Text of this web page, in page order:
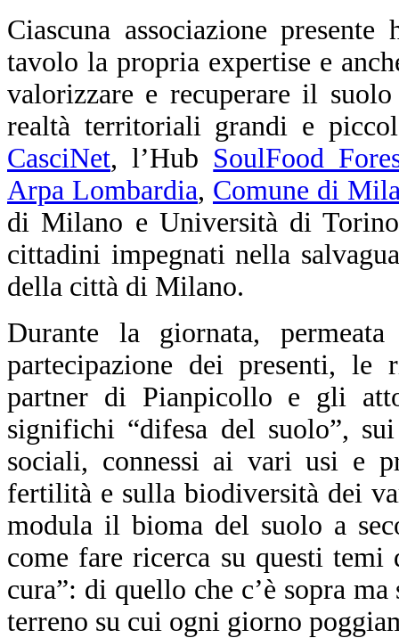
Ciascuna associazione
tavolo la propria expertise e
valorizzare e recuperare il
realtà territoriali grandi e
CasciNet, l’Hub SoulFood
Arpa Lombardia, Comune di
di Milano e Università di
cittadini impegnati nella
della città di Milano.
Durante la giornata,
partecipazione dei presenti,
partner di Pianpicollo e gli
significhi “difesa del suolo”,
sociali, connessi ai vari usi e
fertilità e sulla biodiversità dei
modula il bioma del suolo a
come fare ricerca su questi temi
cura”: di quello che c’è sopra
terreno su cui ogni giorno